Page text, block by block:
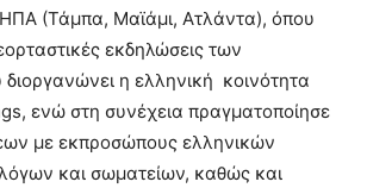
(Τάμπα, Μαϊάμι, Ατλάντα), όπου
εκδηλώσεις των
η ελληνική κοινότητα
ενώ στη συνέχεια πραγματοποίησε
με εκπροσώπους ελληνικών
και σωματείων, καθώς και